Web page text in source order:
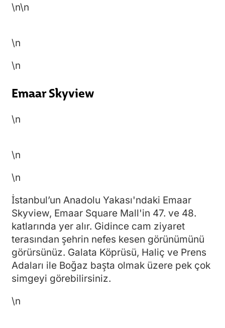
\n\n
\n
\n
Emaar Skyview
\n
\n
\n
İstanbul’un Anadolu Yakası'ndaki Emaar
Skyview, Emaar Square Mall'in 47. ve 48.
katlarında yer alır. Gidince cam ziyaret
terasından şehrin nefes kesen görünümünü
görürsünüz. Galata Köprüsü, Haliç ve Prens
Adaları ile Boğaz başta olmak üzere pek çok
simgeyi görebilirsiniz.
\n